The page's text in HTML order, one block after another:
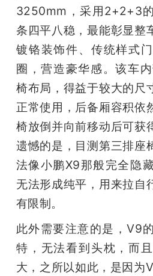
3250mm，采用2+2+3
条四平八稳，最能彰显整
镀铬装饰件、传统样式
圈，营造豪华感。该车
椅布局，得益于较大的尺
正常使用，后备厢容积依
椅放倒并向前移动后可获
遗憾的是，目测第三排座
法像小鹏X9那般完全隐
无法形成纯平，用来拉自
有限制。
此外需要注意的是，V9
特，无法看到头枕，而
大，之所以如此，是因为